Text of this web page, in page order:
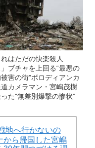
れはただの快楽殺人
ブチャを上回る“最悪の
被害の街”ボロディアンカ
カメラマン・宮嶋茂樹
た"無差別爆撃の惨状”
地へ行かないの
から帰国した宮嶋